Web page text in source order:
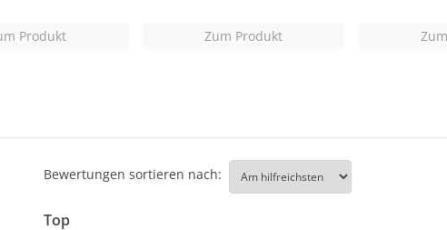
Produkt Zum Produkt
Bewertungen sortieren nach:
Top